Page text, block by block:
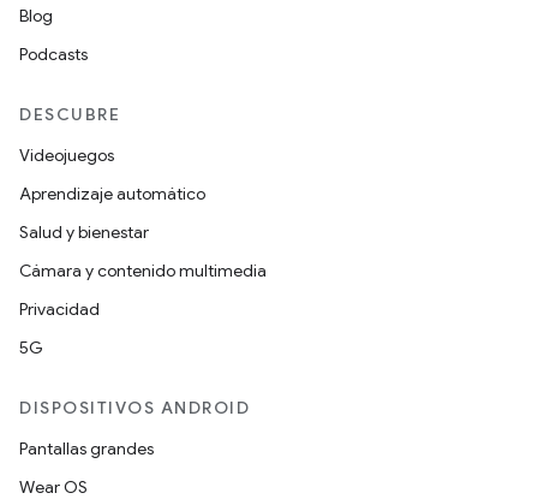
Blog
Podcasts
DESCUBRE
Videojuegos
Aprendizaje automático
Salud y bienestar
Cámara y contenido multimedia
Privacidad
5G
DISPOSITIVOS ANDROID
Pantallas grandes
Wear OS